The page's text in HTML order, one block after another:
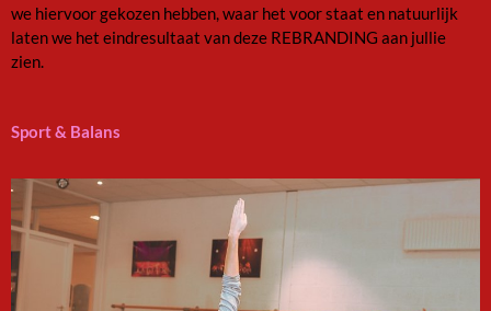
we hiervoor gekozen hebben, waar het voor staat en natuurlijk
laten we het eindresultaat van deze REBRANDING aan jullie
zien.
Sport & Balans